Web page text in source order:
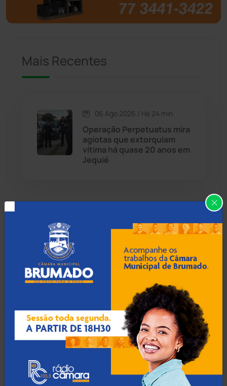
Brumado (31952)
Caetanos
Candiba
Cândido Sales (120)
Carinhanha (299)
Caturama (65)
Chapada Diamantina (430)
Condeúba (133)
Contendas do Sincorá (79)
Cordeiros (49)
Dom Basílio (391)
Mais Recentes
06 Ago 2026 / Há 24 min
Operação Perpetuatus mira
agiotas que extorquiam
vítima há quase 20 anos em
Jequié
TCM-BA identifica acúmulo
irregular de cargos na
Prefeitura de Igaporã
06 Ago 2026 / Há 1 hora
Sebara: Transporte
irregular de aves leva à
prisão de procurado pela
Justiça na BR-242